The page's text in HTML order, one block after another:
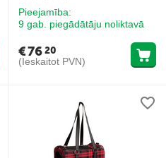
Pieejamība:
9 gab. piegādātāju noliktavā
€7620
(Ieskaitot PVN)